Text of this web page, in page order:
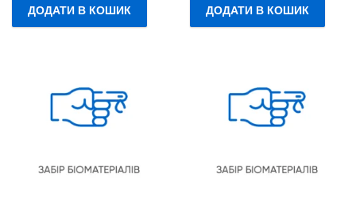
ДОДАТИ В КОШИК ДОДАТИ В КОШИК